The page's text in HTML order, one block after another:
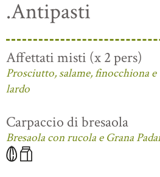
.Antipasti
Affettati misti (x 2 pers)
Prosciutto, salame, finocchiona e
lardo
Carpaccio di bresaola
Bresaola con rucola e Grana